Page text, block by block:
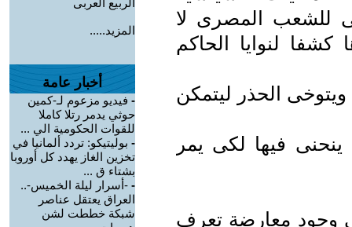
للشعب المصرى لا
كشفا لنوايا الحاكم
الحذر ليتمكن
فيها لكى يمر
وجود معارضة تعرف
الربيع العربى
المزيد.....
أخبار عامة
- فيديو مزعوم لـ-كمين
حوثي يدمر رتلا كاملا
للقوات الحكومية الي ...
- بوليتيكو: تردد ألمانيا في
تخزين الغاز يهدد كل أوروبا
بشتاء ق ...
- -أسرار ليلة الخميس-..
العراق يعتقل عناصر
شبكة خططت لشن